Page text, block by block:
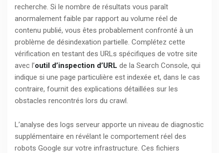
recherche. Si le nombre de résultats vous paraît
anormalement faible par rapport au volume réel de
contenu publié, vous êtes probablement confronté à un
problème de désindexation partielle. Complétez cette
vérification en testant des URLs spécifiques de votre site
avec l’outil d’inspection d’URL de la Search Console, qui
indique si une page particulière est indexée et, dans le cas
contraire, fournit des explications détaillées sur les
obstacles rencontrés lors du crawl.
L’analyse des logs serveur apporte un niveau de diagnostic
supplémentaire en révélant le comportement réel des
robots Google sur votre infrastructure. Ces fichiers